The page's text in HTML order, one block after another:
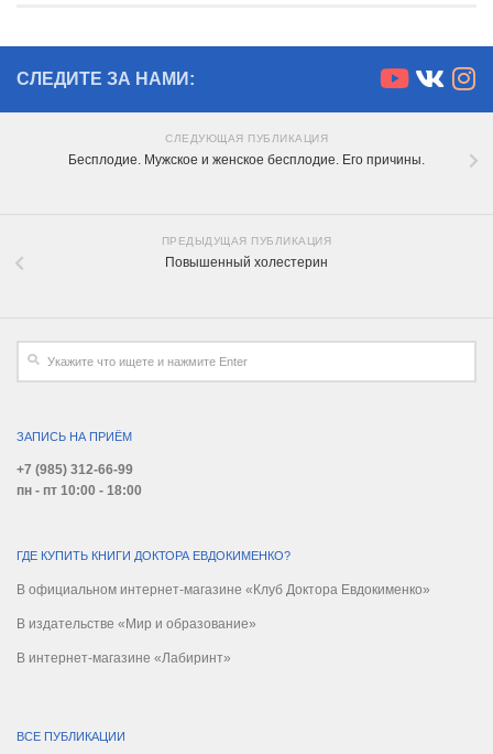
СЛЕДИТЕ ЗА НАМИ:
СЛЕДУЮЩАЯ ПУБЛИКАЦИЯ
Бесплодие. Мужское и женское бесплодие. Его причины.
ПРЕДЫДУЩАЯ ПУБЛИКАЦИЯ
Повышенный холестерин
ЗАПИСЬ НА ПРИЁМ
+7 (985) 312-66-99
пн - пт 10:00 - 18:00
ГДЕ КУПИТЬ КНИГИ ДОКТОРА ЕВДОКИМЕНКО?
В официальном интернет-магазине «Клуб Доктора Евдокименко»
В издательстве «Мир и образование»
В интернет-магазине «Лабиринт»
ВСЕ ПУБЛИКАЦИИ